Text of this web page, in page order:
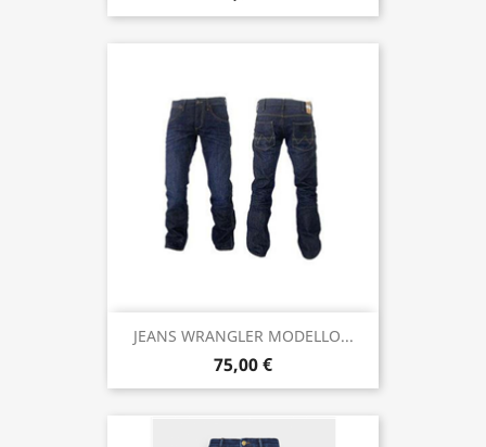
JEANS WRANGLER MODELLO...
75,00 €